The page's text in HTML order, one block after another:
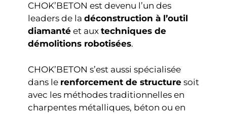
CHOK’BETON est devenu l’un des
leaders de la déconstruction à l’outil
diamantéet aux techniques de
démolitions robotisées.
CHOK’BETON s’est aussi spécialisée
dans le renforcement de structure soit
avec les méthodes traditionnelles en
charpentes métalliques, béton ou en